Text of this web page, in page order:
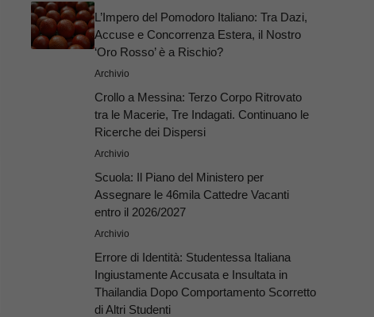
L’Impero del Pomodoro Italiano: Tra Dazi,
Accuse e Concorrenza Estera, il Nostro
‘Oro Rosso’ è a Rischio?
Archivio
Crollo a Messina: Terzo Corpo Ritrovato
tra le Macerie, Tre Indagati. Continuano le
Ricerche dei Dispersi
Archivio
Scuola: Il Piano del Ministero per
Assegnare le 46mila Cattedre Vacanti
entro il 2026/2027
Archivio
Errore di Identità: Studentessa Italiana
Ingiustamente Accusata e Insultata in
Thailandia Dopo Comportamento Scorretto
di Altri Studenti